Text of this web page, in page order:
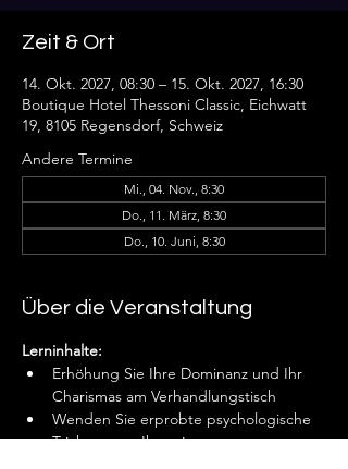
Zeit & Ort
14. Okt. 2027, 08:30 – 15. Okt. 2027, 16:30
Boutique Hotel Thessoni Classic, Eichwatt
19, 8105 Regensdorf, Schweiz
Andere Termine
Mi., 04. Nov., 8:30
Do., 11. März, 8:30
Do., 10. Juni, 8:30
Über die Veranstaltung
Lerninhalte:
Erhöhung Sie Ihre Dominanz und Ihr
Charismas am Verhandlungstisch
Wenden Sie erprobte psychologische
Tricks an um Ihre eigene